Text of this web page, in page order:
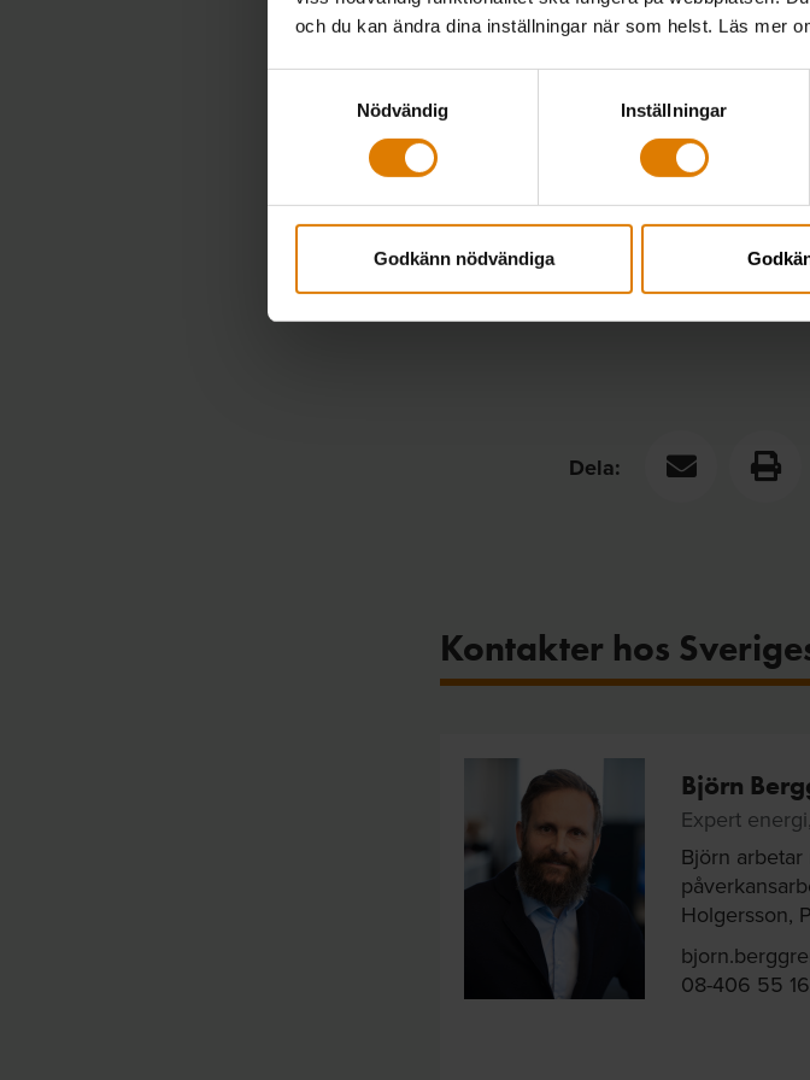
och du kan ändra dina inställningar när som helst. Läs mer
Nödvändig
Inställningar
Godkänn nödvändiga
Mer
Nu delredovisar Ei
fjärrvärmemarknaden
Dela:
Kontakter hos
Björn
Expert
Björn
Holgersson,
08-406 55 16